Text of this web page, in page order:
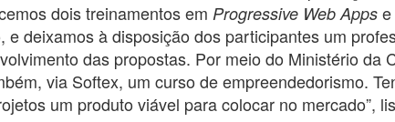
dois treinamentos em Progressive Web Apps
e deixamos à disposição dos participantes um
das propostas. Por meio do Ministério da
via Softex, um curso de empreendedorismo.
um produto viável para colocar no mercado”,